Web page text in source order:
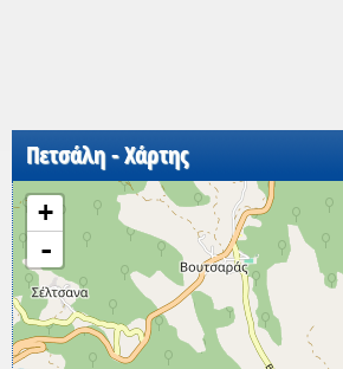
Πετσάλη - Χάρτης
+
-